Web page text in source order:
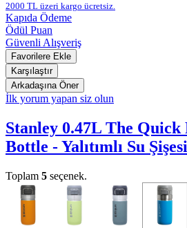
2000 TL üzeri kargo ücretsiz.
Kapıda Ödeme
Ödül Puan
Güvenli Alışveriş
İlk yorum yapan siz olun
Stanley 0.47L The
Bottle - Yalıtımlı Su Şişesi
Toplam 5 seçenek.